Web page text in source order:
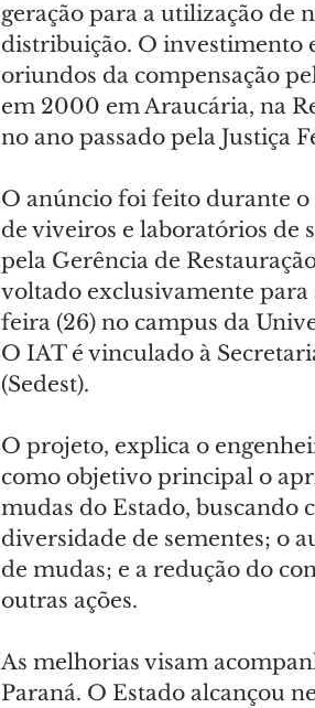
geração para a utilização de
distribuição. O investimento
oriundos da compensação
em 2000 em Araucária, na
no ano passado pela Justiça
O anúncio foi feito durante o
de viveiros e laboratórios de
pela Gerência de
voltado exclusivamente
feira (26) no campus da
O IAT é vinculado à
(Sedest).
O projeto, explica o
como objetivo principal o
mudas do Estado, buscando
diversidade de sementes; o
de mudas; e a redução do
outras ações.
As melhorias visam
Paraná. O Estado alcançou